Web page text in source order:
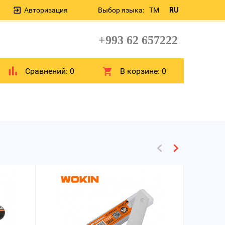
Выбор языка: TM RU
Авторизация
+993 62 657222
Сравнений: 0 В корзине:0